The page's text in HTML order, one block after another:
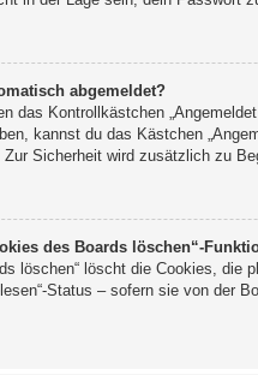
abgemeldet?
das Kontrollkästchen
kannst du das Kästchen
Zur Sicherheit wird zusätzlich zu
des Boards löschen“-
löschen“ löscht die Cookies,
Status – sofern sie von der